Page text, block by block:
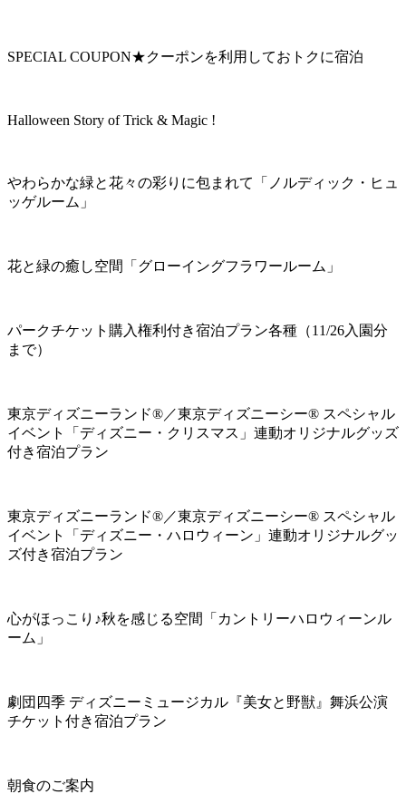
SPECIAL COUPON★クーポンを利用しておトクに宿泊
Halloween Story of Trick & Magic !
やわらかな緑と花々の彩りに包まれて「ノルディック・ヒュ
ッゲルーム」
花と緑の癒し空間「グローイングフラワールーム」
パークチケット購入権利付き宿泊プラン各種（11/26入園分
まで）
東京ディズニーランド®／東京ディズニーシー® スペシャル
イベント「ディズニー・クリスマス」連動オリジナルグッズ
付き宿泊プラン
東京ディズニーランド®／東京ディズニーシー® スペシャル
イベント「ディズニー・ハロウィーン」連動オリジナルグッ
ズ付き宿泊プラン
心がほっこり♪秋を感じる空間「カントリーハロウィーンル
ーム」
劇団四季 ディズニーミュージカル『美女と野獣』舞浜公演
チケット付き宿泊プラン
朝食のご案内